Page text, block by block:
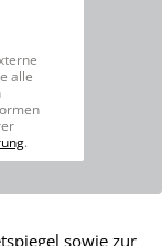
alle
.
sowie zur